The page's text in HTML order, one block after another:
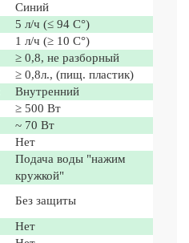
Синий
5 л/ч (≤ 94 C°)
1 л/ч (≥ 10 C°)
≥ 0,8, не разборный
≥ 0,8л., (пищ. пластик)
Внутренний
≥ 500 Вт
~ 70 Вт
Нет
Подача воды "нажим
кружкой"
Без защиты
Нет